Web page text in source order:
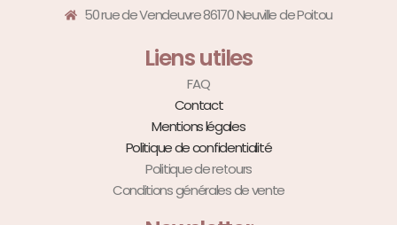
50 rue de Vendeuvre 86170 Neuville de Poitou
Liens utiles
FAQ
Contact
Mentions légales
Politique de confidentialité
Politique de retours
Conditions générales de vente